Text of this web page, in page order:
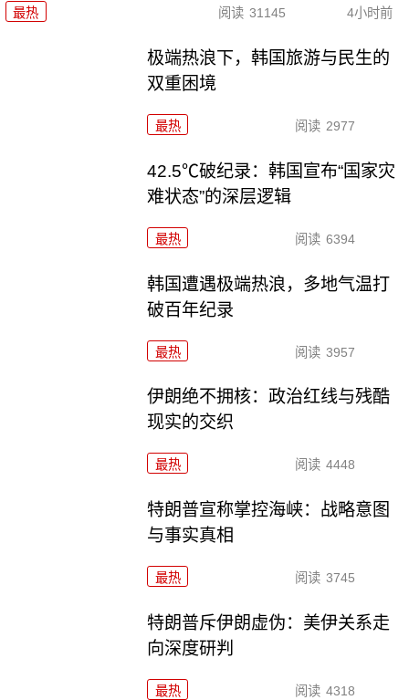
最热 阅读 31145 4小时前
极端热浪下，韩国旅游与民生的
双重困境
最热 阅读 2977
42.5℃破纪录：韩国宣布“国家灾
难状态”的深层逻辑
最热 阅读 6394
韩国遭遇极端热浪，多地气温打
破百年纪录
最热 阅读 3957
伊朗绝不拥核：政治红线与残酷
现实的交织
最热 阅读 4448
特朗普宣称掌控海峡：战略意图
与事实真相
最热 阅读 3745
特朗普斥伊朗虚伪：美伊关系走
向深度研判
最热 阅读 4318